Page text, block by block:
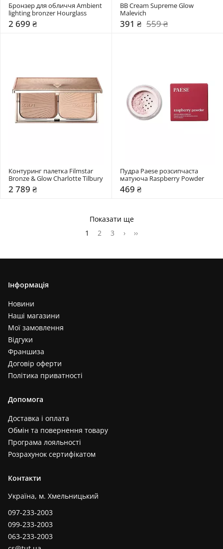
Бронзер для обличчя Ambient
lighting bronzer Hourglass
2 699 ₴
BB Cream Supreme Glow
Malevich
391 ₴ 559 ₴
Контуринг палетка Filmstar
Bronze & Glow Charlotte Tilbury
2 789 ₴
Пудра Paese розсипчаста
матуюча Raspberry Powder
469 ₴
Показати ще
1
2 3 › ››
Інформація
Новини
Наші магазини
Мої замовлення
Відгуки
Франшиза
Договір оферти
Політика приватності
Допомога
Доставка і оплата
Обмін та повернення товару
Програма лояльності
Розрахунок сертифікатом
Контакти
Україна, м. Хмельницький
097-233-2003
099-233-2003
063-233-2003